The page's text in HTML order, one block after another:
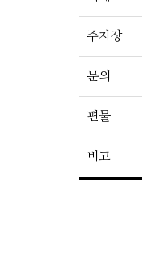
주차장
문의
편물
비고